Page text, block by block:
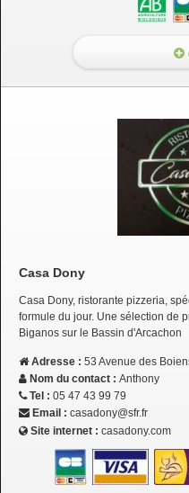
Casa Dony
Casa Dony, ristorante pizzeria,
formule du jour. Une sélection de
Biganos sur le Bassin d'Arcachon
Adresse : 53 Avenue des
Nom du contact : Anthony
Tel : 05 47 43 99 79
Email : casadony@sfr.fr
Site internet : casadony.com